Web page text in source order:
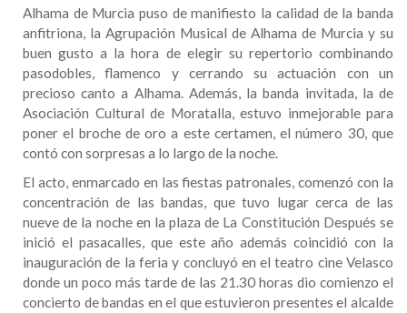
Alhama de Murcia puso de manifiesto la calidad de la banda
anfitriona, la Agrupación Musical de Alhama de Murcia y su
buen gusto a la hora de elegir su repertorio combinando
pasodobles, flamenco y cerrando su actuación con un
precioso canto a Alhama. Además, la banda invitada, la de
Asociación Cultural de Moratalla, estuvo inmejorable para
poner el broche de oro a este certamen, el número 30, que
contó con sorpresas a lo largo de la noche.
El acto, enmarcado en las fiestas patronales, comenzó con la
concentración de las bandas, que tuvo lugar cerca de las
nueve de la noche en la plaza de La Constitución Después se
inició el pasacalles, que este año además coincidió con la
inauguración de la feria y concluyó en el teatro cine Velasco
donde un poco más tarde de las 21.30 horas dio comienzo el
concierto de bandas en el que estuvieron presentes el alcalde